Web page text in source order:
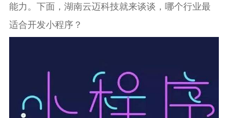
能力。下面，湖南云迈科技就来谈谈，哪个行业最
适合开发小程序？